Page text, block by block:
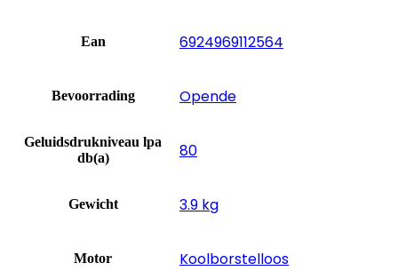
Ean 6924969112564
Bevoorrading Opende
Geluidsdrukniveau lpa
db(a)
80
Gewicht 3.9 kg
Motor Koolborstelloos